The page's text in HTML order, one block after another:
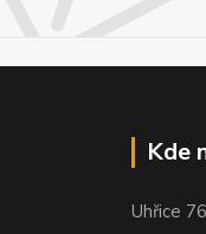
Kde
Uhřice